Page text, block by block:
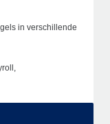
in verschillende